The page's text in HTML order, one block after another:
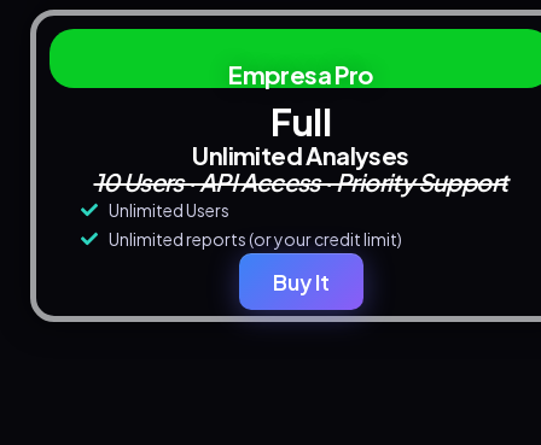
Empresa Pro
Full
Unlimited Analyses
10 Users · API Access · Priority Support
Unlimited Users
Unlimited reports (or your credit limit)
Buy It